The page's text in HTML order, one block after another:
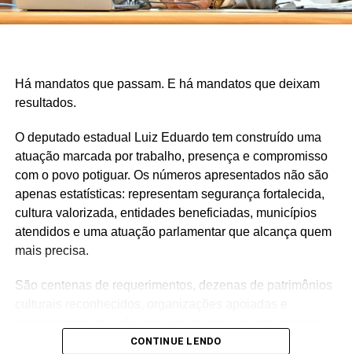
Há mandatos que passam. E há mandatos que deixam
resultados.
O deputado estadual Luiz Eduardo tem construído uma
atuação marcada por trabalho, presença e compromisso
com o povo potiguar. Os números apresentados não são
apenas estatísticas: representam segurança fortalecida,
cultura valorizada, entidades beneficiadas, municípios
atendidos e uma atuação parlamentar que alcança quem
mais precisa.
São centenas de requerimentos, dezenas de patrimônios
emendas parlamentares. Um trabalho que demonstra que
CONTINUE LENDO